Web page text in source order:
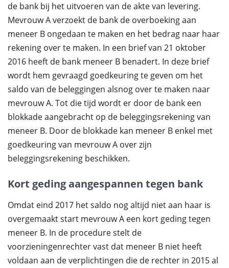
de bank bij het uitvoeren van de akte van levering.
Mevrouw A verzoekt de bank de overboeking aan
meneer B ongedaan te maken en het bedrag naar haar
rekening over te maken. In een brief van 21 oktober
2016 heeft de bank meneer B benadert. In deze brief
wordt hem gevraagd goedkeuring te geven om het
saldo van de beleggingen alsnog over te maken naar
mevrouw A. Tot die tijd wordt er door de bank een
blokkade aangebracht op de beleggingsrekening van
meneer B. Door de blokkade kan meneer B enkel met
goedkeuring van mevrouw A over zijn
beleggingsrekening beschikken.
Kort geding aangespannen tegen bank
Omdat eind 2017 het saldo nog altijd niet aan haar is
overgemaakt start mevrouw A een kort geding tegen
meneer B. In de procedure stelt de
voorzieningenrechter vast dat meneer B niet heeft
voldaan aan de verplichtingen die de rechter in 2015 al